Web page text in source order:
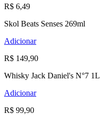
R$ 6,49
Skol Beats Senses 269ml
Adicionar
R$ 149,90
Whisky Jack Daniel's N°7 1L
Adicionar
R$ 99,90